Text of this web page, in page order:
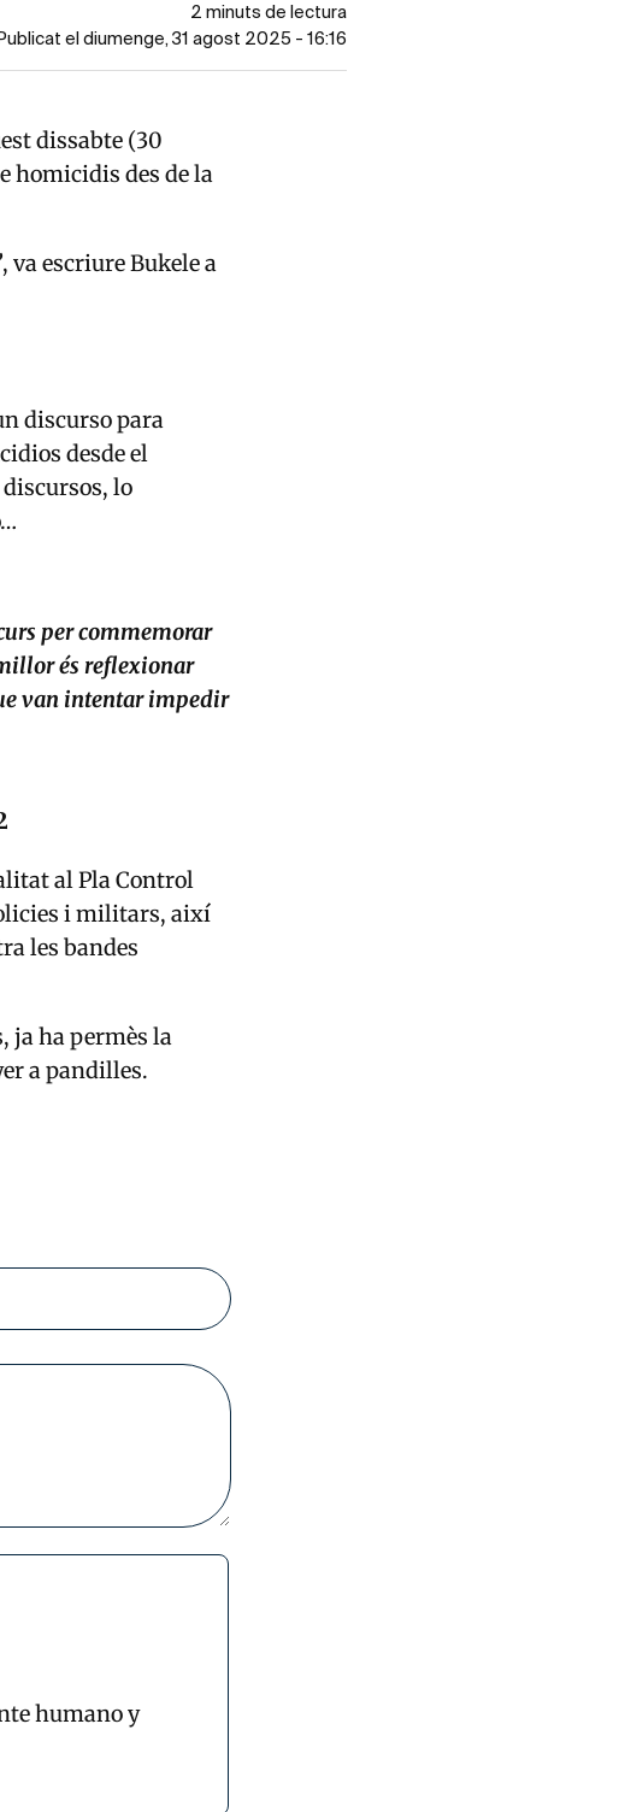
2 minuts de lectura
Publicat el diumenge, 31 agost 2025 - 16:16
dissabte (30
homicidis des de la
, va escriure Bukele a
discurso para
desde el
lo
per commemorar
és reflexionar
van intentar impedir
al Pla Control
i militars, així
les bandes
ja ha permès la
a pandilles.
humano y